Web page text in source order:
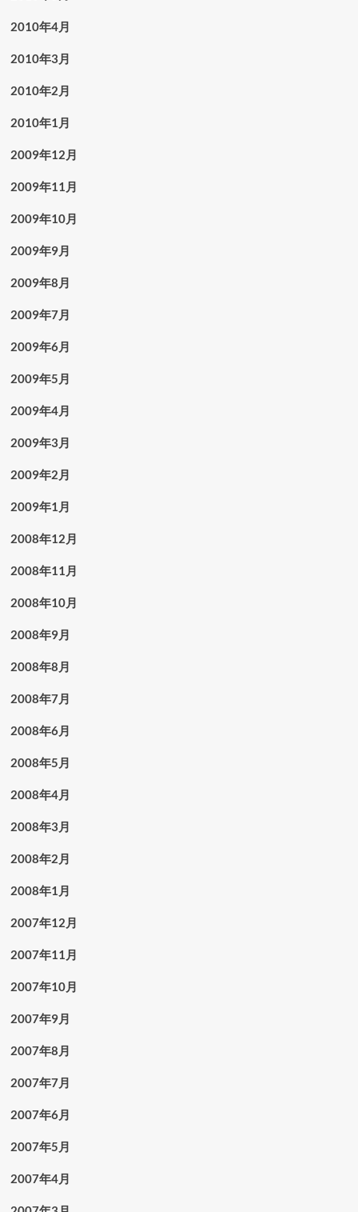
2010年4月
2010年3月
2010年2月
2010年1月
2009年12月
2009年11月
2009年10月
2009年9月
2009年8月
2009年7月
2009年6月
2009年5月
2009年4月
2009年3月
2009年2月
2009年1月
2008年12月
2008年11月
2008年10月
2008年9月
2008年8月
2008年7月
2008年6月
2008年5月
2008年4月
2008年3月
2008年2月
2008年1月
2007年12月
2007年11月
2007年10月
2007年9月
2007年8月
2007年7月
2007年6月
2007年5月
2007年4月